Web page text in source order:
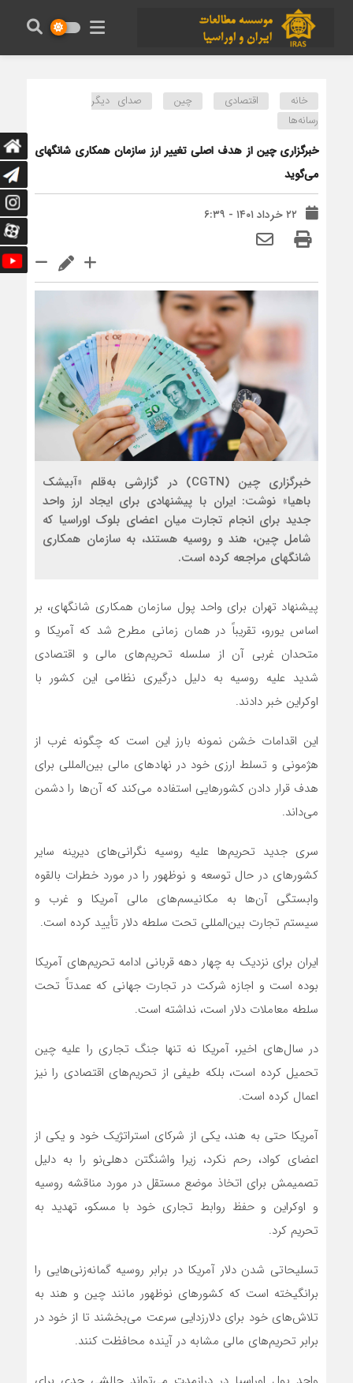
خانه اقتصادی چین
صدای دیگر
رسانه‌ها
خبرگزاری چین از هدف اصلی تغییر ارز سازمان همکاری شانگهای
می‌گوید
۲۲ خرداد ۱۴۰۱ - ۶:۳۹
خبرگزاری چین (CGTN) در گزارشی به‌قلم «آبیشک
باهیا» نوشت: ایران با پیشنهادی برای ایجاد ارز واحد
جدید برای انجام تجارت میان اعضای بلوک اوراسیا که
شامل چین، هند و روسیه هستند، به سازمان همکاری
شانگهای مراجعه کرده است.
پیشنهاد تهران برای واحد پول سازمان همکاری شانگهای، بر
اساس یورو، تقریباً در همان زمانی مطرح شد که آمریکا و
متحدان غربی آن از سلسله تحریم‌های مالی و اقتصادی
شدید علیه روسیه به دلیل درگیری نظامی ‌این کشور با
اوکراین خبر دادند.
این اقدامات خشن نمونه بارز این است که چگونه غرب از
هژمونی و تسلط ارزی خود در نهادهای مالی بین‌المللی برای
هدف قرار دادن کشورهایی استفاده می‌کند که آن‌ها را دشمن
می‌داند.
سری جدید تحریم‌ها علیه روسیه نگرانی‌های دیرینه سایر
کشورهای در حال توسعه و نوظهور را در مورد خطرات بالقوه
وابستگی آن‌ها به مکانیسم‌های مالی آمریکا و غرب و
سیستم تجارت بین‌المللی تحت سلطه دلار تأیید کرده است.
ایران برای نزدیک به چهار دهه قربانی ادامه تحریم‌های آمریکا
بوده است و اجازه شرکت در تجارت جهانی که عمدتاً تحت
سلطه معاملات دلار است، نداشته است.
در سال‌های اخیر، آمریکا نه تنها جنگ تجاری را علیه چین
تحمیل کرده است، بلکه طیفی از تحریم‌های اقتصادی را نیز
اعمال کرده است.
آمریکا حتی به هند، یکی از شرکای استراتژیک خود و یکی از
اعضای کواد، رحم نکرد، زیرا واشنگتن دهلی‌نو را به دلیل
تصمیمش برای اتخاذ موضع مستقل در مورد مناقشه روسیه
و اوکراین و حفظ روابط تجاری خود با مسکو، تهدید به
تحریم کرد.
تسلیحاتی شدن دلار آمریکا در برابر روسیه گمانه‌زنی‌هایی را
برانگیخته است که کشورهای نوظهور مانند چین و هند به
تلاش‌های خود برای دلارزدایی سرعت می‌بخشند تا از خود در
برابر تحریم‌های مالی مشابه در آینده محافظت کنند.